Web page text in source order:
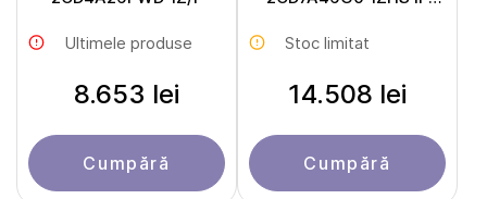
Ultimele produse
8.653 lei
Cumpără
2.8-12mm)
Stoc limitat
14.508 lei
Cumpără